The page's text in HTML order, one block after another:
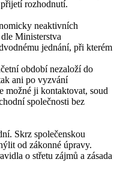
rozhodnutí.
neaktivních
Ministerstva
jednání, při kterém
období nezaloží do
ani po vyzvání
možné ji kontaktovat, soud
společnosti bez
Skrz společenskou
od zákonné úpravy.
o střetu zájmů a zásada